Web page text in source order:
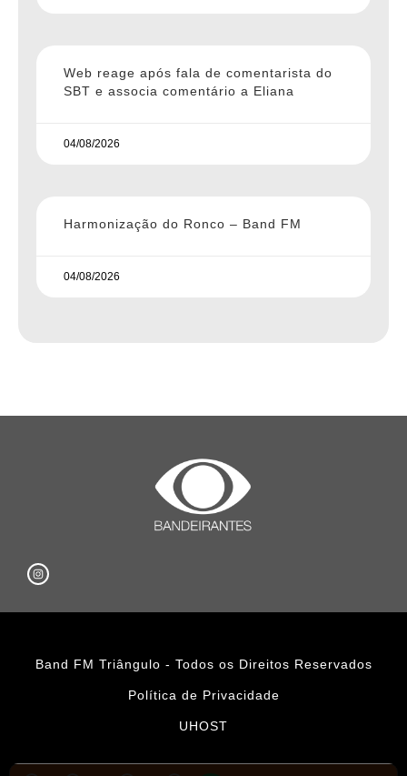
Web reage após fala de comentarista do
SBT e associa comentário a Eliana
04/08/2026
Harmonização do Ronco – Band FM
04/08/2026
Band FM Triângulo - Todos os Direitos Reservados
Política de Privacidade
UHOST